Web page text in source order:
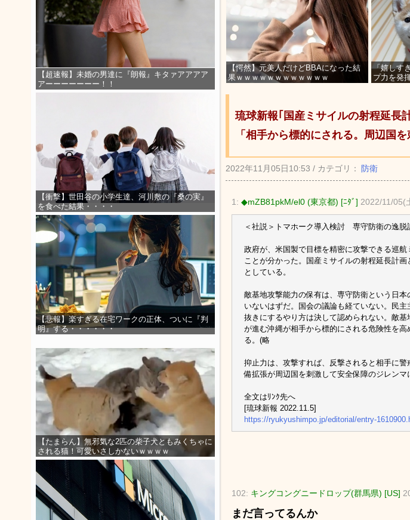
【超速報】未婚の男達に『朗報』キタァアアアア
アーーーーーーー！！
【衝撃】世田谷の小学生達、河川敷の『桑の実』
を食べた結果・・・・
【悲報】楽すぎる在宅ワークの正体、ついに『判
明』する・・・・・・
【たまらん】無邪気な2匹の柴子犬ともみくちゃに
される猫！可愛いさしかないｗｗｗｗ
【愕然】元美人だけどBBAになった結
果ｗｗｗｗｗｗｗｗｗｗｗｗ
「嬉しす
プ力を発
琉球新報｢国産ミサイルの射程延長
「相手から標的にされる。周辺国
2022年11月05日10:53 / カテゴリ： 防衛
1: ◆mZB81pkM/el0 (東京都) [ﾆﾀﾞ] 2022/11/05(
＜社説＞トマホーク導入検討 専守防衛の逸脱
政府が、米国製で目標を精密に攻撃できる巡
ことが分かった。国産ミサイルの射程延長計
としている。
敵基地攻撃能力の保有は、専守防衛という日
いないはずだ。国会の議論も経ていない。民
抜きにするやり方は決して認められない。敵
が進む沖縄が相手から標的にされる危険性を
る。(略
抑止力は、攻撃すれば、反撃されると相手に
備拡張が周辺国を刺激して安全保障のジレン
全文はﾘﾝｸ先へ
[琉球新報 2022.11.5]
https://ryukyushimpo.jp/editorial/entry-
102: キングコングニードロップ(群馬県) [US]
まだ言ってるんか